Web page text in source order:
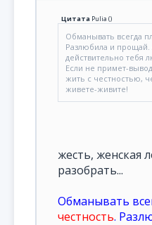
Цитата Pulia ()
Обманывать всегда
Разлюбила и
действительно тебя
Если не примет-
жить с честностью,
живете-живите!
жесть, женская
разобрать...
Обманывать
честность.